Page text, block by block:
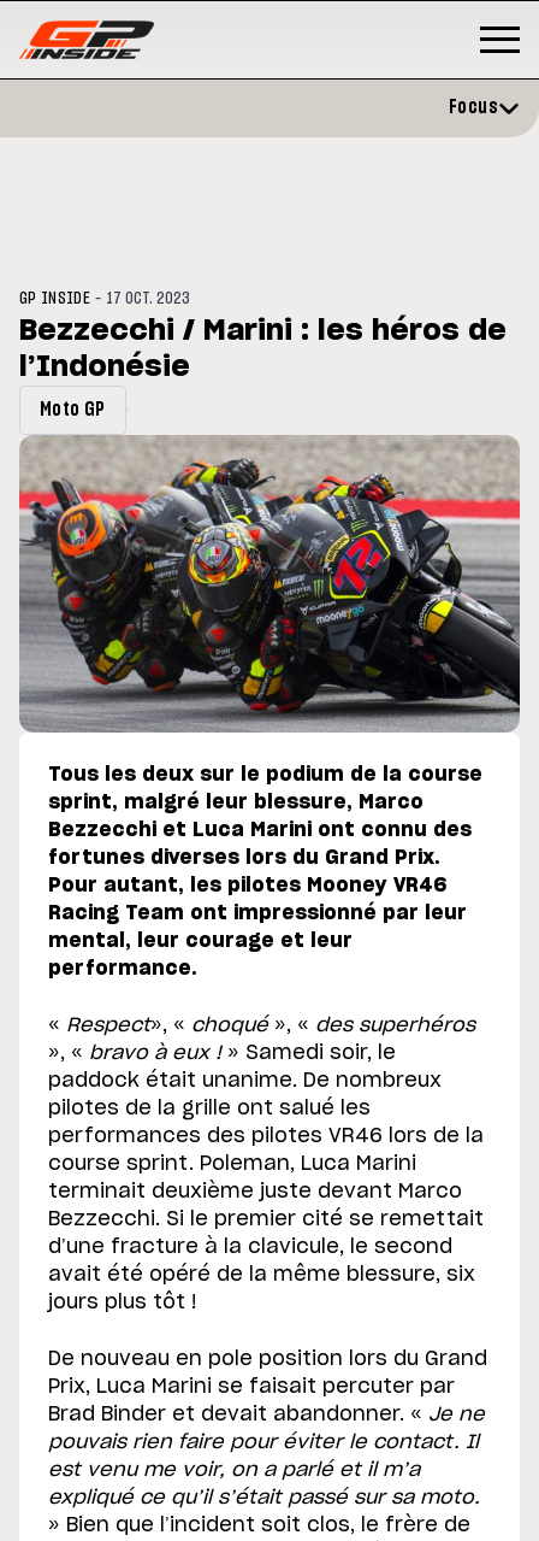
en septembre
Focus
GP INSIDE - 17 OCT. 2023
Bezzecchi / Marini : les héros de
l’Indonésie
Moto GP
Tous les deux sur le podium de la course
sprint, malgré leur blessure, Marco
Bezzecchi et Luca Marini ont connu des
fortunes diverses lors du Grand Prix.
Pour autant, les pilotes Mooney VR46
Racing Team ont impressionné par leur
mental, leur courage et leur
performance.
« Respect», « choqué », « des superhéros
», « bravo à eux ! » Samedi soir, le
paddock était unanime. De nombreux
pilotes de la grille ont salué les
performances des pilotes VR46 lors de la
course sprint. Poleman, Luca Marini
terminait deuxième juste devant Marco
Bezzecchi. Si le premier cité se remettait
d’une fracture à la clavicule, le second
avait été opéré de la même blessure, six
jours plus tôt !
De nouveau en pole position lors du Grand
Prix, Luca Marini se faisait percuter par
Brad Binder et devait abandonner. « Je ne
pouvais rien faire pour éviter le contact. Il
est venu me voir, on a parlé et il m’a
expliqué ce qu’il s’était passé sur sa moto.
» Bien que l’incident soit clos, le frère de